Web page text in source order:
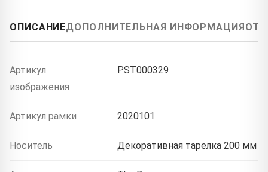
ОПИСАНИЕДОПОЛНИТЕЛЬНАЯ ИНФОРМАЦИЯ
Артикул
изображения
PST000329
Артикул рамки 2020101
Носитель Декоративная тарелка 200 мм